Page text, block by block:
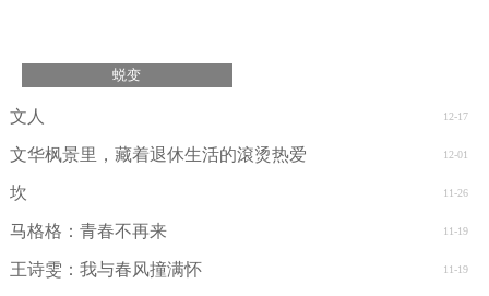
蜕变
12-17
文人
12-01
文华枫景里，藏着退休生活的滾烫热爱
11-26
坎
11-19
马格格：青春不再来
11-19
王诗雯：我与春风撞满怀